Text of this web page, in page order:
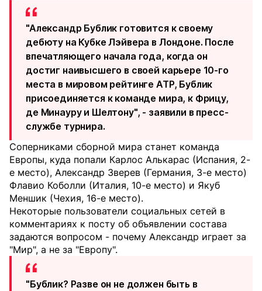
"Александр Бублик готовится к своему
дебюту на Кубке Лэйвера в Лондоне. После
впечатляющего начала года, когда он
достиг наивысшего в своей карьере 10-го
места в мировом рейтинге ATP, Бублик
присоединяется к команде мира, к Фрицу,
де Минауру и Шелтону", - заявили в пресс-
службе турнира.
Соперниками сборной мира станет команда
Европы, куда попали Карлос Алькарас (Испания, 2-
е место), Александр Зверев (Германия, 3-е место)
Флавио Коболли (Италия, 10-е место) и Якуб
Меншик (Чехия, 16-е место).
Некоторые пользователи социальных сетей в
комментариях к посту об объявлении состава
задаются вопросом - почему Александр играет за
"Мир", а не за "Европу".
"Бублик? Разве он не должен быть в